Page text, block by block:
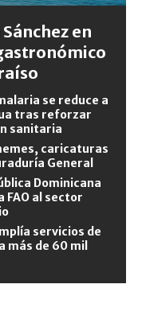
en
se reduce a
tras reforzar
sanitaria
caricaturas
General
Dominicana
al sector
servicios de
más de 60 mil